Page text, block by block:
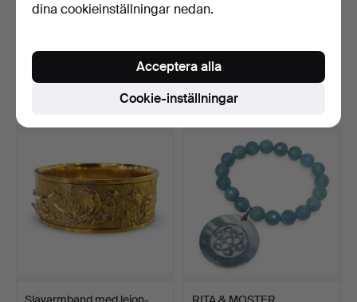
cameo av en dam oc…
5 bud
armband med hjärta.
Klubbades 16 mar 2026
5 bud
64 USD
dina cookieinställningar nedan.
Cookie-inställningar
Acceptera alla